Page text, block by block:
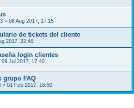
« 08 Aug 2017, 17:15
de tickets del cliente
2017, 22:46
login clientes
09 Jul 2017, 17:40
grupo FAQ
« 01 Feb 2017, 16:50